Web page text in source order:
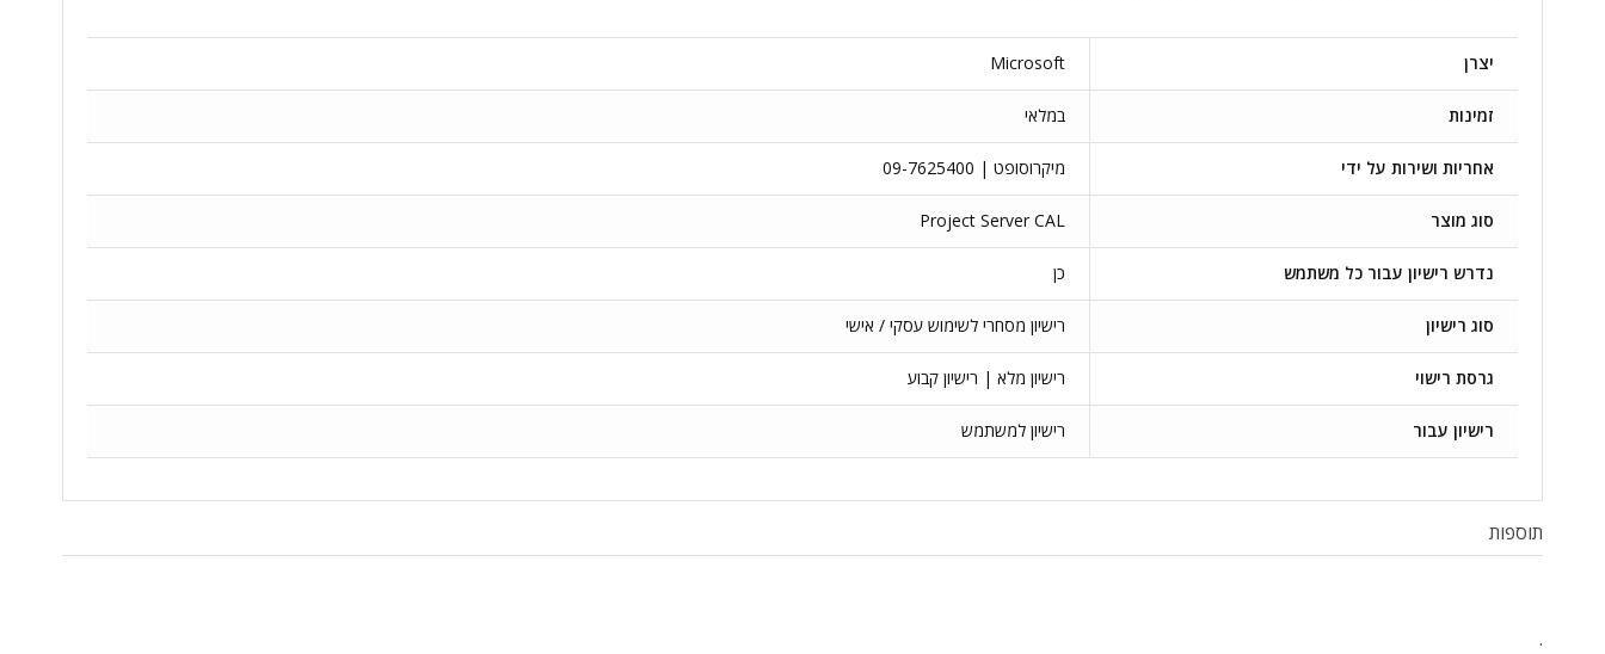
יצרן Microsoft
זמינות במלאי
אחריות ושירות על ידי מיקרוסופט | 09-7625400
סוג מוצר Project Server CAL
נדרש רישיון עבור כל משתמש כן
סוג רישיון רישיון מסחרי לשימוש עסקי / אישי
גרסת רישוי רישיון מלא | רישיון קבוע
רישיון עבור רישיון למשתמש
תוספות
.